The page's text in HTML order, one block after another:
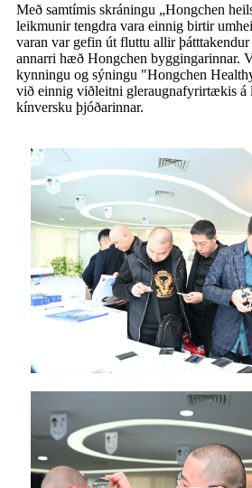
Með samtímis skráningu „Hongchen
leikmunir tengdra vara einnig birtir
varan var gefin út fluttu allir
annarri hæð Hongchen byggingarinnar.
kynningu og sýningu "Hongchen
við einnig viðleitni gleraugnafyrirtækis á
kínversku þjóðarinnar.